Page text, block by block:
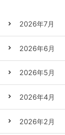
2026年7月
2026年6月
2026年5月
2026年4月
2026年2月